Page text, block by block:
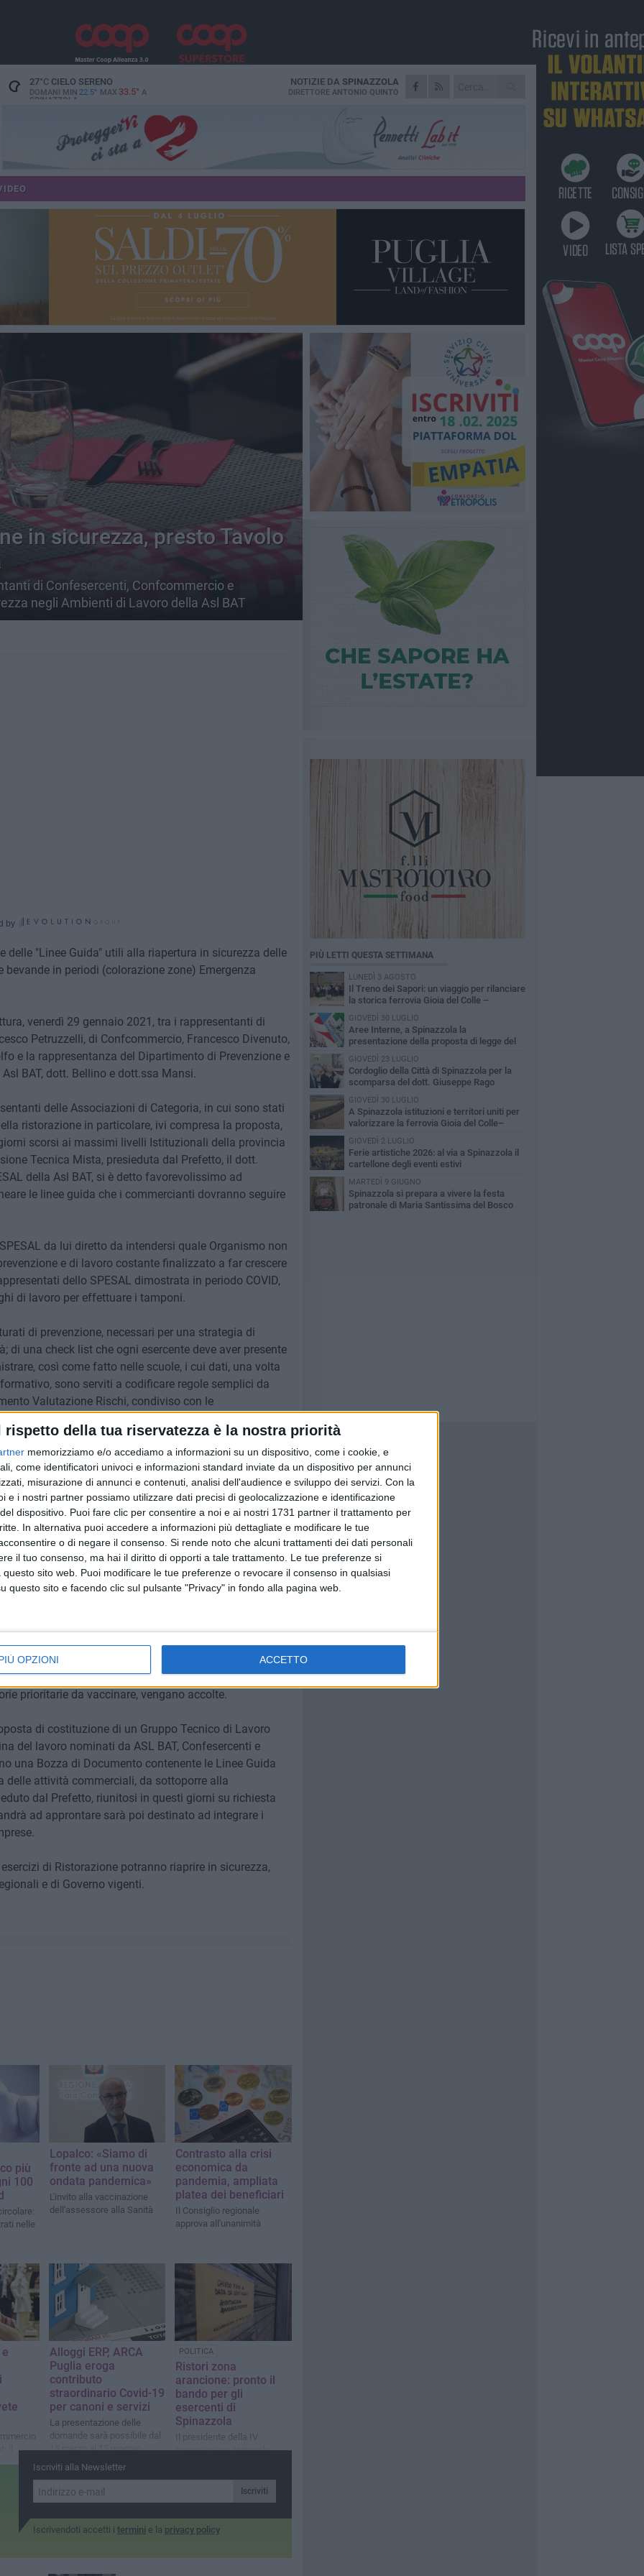
rispetto della tua riservatezza è la nostra priorità
memorizziamo e/o accediamo a informazioni su un dispositivo, come i cookie, e
come identificatori univoci e informazioni standard inviate da un dispositivo per annunci
misurazione di annunci e contenuti, analisi dell'audience e sviluppo dei servizi. Con la
e i nostri partner possiamo utilizzare dati precisi di geolocalizzazione e identificazione
dispositivo. Puoi fare clic per consentire a noi e ai nostri 1731 partner il trattamento per
In alternativa puoi accedere a informazioni più dettagliate e modificare le tue
o di negare il consenso. Si rende noto che alcuni trattamenti dei dati personali
il tuo consenso, ma hai il diritto di opporti a tale trattamento. Le tue preferenze si
sito web. Puoi modificare le tue preferenze o revocare il consenso in qualsiasi
questo sito e facendo clic sul pulsante "Privacy" in fondo alla pagina web.
OPZIONI ACCETTO
27°CCIELO SERENO
DOMANI MIN 22.5° MAX 33.5° A
SPINAZZOLA
NOTIZIE DA SPINAZZOLA
DIRETTORE ANTONIO QUINTO
in sicurezza, presto Tavolo
di Confesercenti, Confcommercio e
negli Ambienti di Lavoro della Asl BAT
by
delle "Linee Guida" utili alla riapertura in sicurezza delle
in periodi (colorazione zone) Emergenza
venerdì 29 gennaio 2021, tra i rappresentanti di
Petruzzelli, di Confcommercio, Francesco Divenuto,
e la rappresentanza del Dipartimento di Prevenzione e
BAT, dott. Bellino e dott.ssa Mansi.
delle Associazioni di Categoria, in cui sono stati
ristorazione in particolare, ivi compresa la proposta,
scorsi ai massimi livelli Istituzionali della provincia
Tecnica Mista, presieduta dal Prefetto, il dott.
della Asl BAT, si è detto favorevolissimo ad
le linee guida che i commercianti dovranno seguire
da lui diretto da intendersi quale Organismo non
e di lavoro costante finalizzato a far crescere
dello SPESAL dimostrata in periodo COVID,
di lavoro per effettuare i tamponi.
di prevenzione, necessari per una strategia di
di una check list che ogni esercente deve aver presente
così come fatto nelle scuole, i cui dati, una volta
sono serviti a codificare regole semplici da
Valutazione Rischi, condiviso con le
Associazioni, a detta del dott. Bellino, due sarebbero
forse meno percorribile, sarebbe di organizzare sul
numero di dipendenti elevato, l'effettuazione dei
dipendenti delle microimprese di cui si sta parlando,
più fattibile, ma più costosa, sarebbe quella
chiaramente il punto critico è che dovrebbero
anche quelle, attualmente poco e male utilizzate, come
degli ingressi; l'areazione dei locali ed i parametri
richiesta dalla Categoria, è purtroppo necessario
auspicando che le richieste delle Associazioni
prioritarie da vaccinare, vengano accolte.
di costituzione di un Gruppo Tecnico di Lavoro
del lavoro nominati da ASL BAT, Confesercenti e
una Bozza di Documento contenente le Linee Guida
delle attività commerciali, da sottoporre alla
dal Prefetto, riunitosi in questi giorni su richiesta
ad approntare sarà poi destinato ad integrare i
di Ristorazione potranno riaprire in sicurezza,
e di Governo vigenti.
più
100
nelle
Lopalco: «Siamo di
fronte ad una nuova
ondata pandemica»
L'invito alla vaccinazione
dell'assessore alla Sanità
Contrasto alla crisi
economica da
pandemia, ampliata
platea dei beneficiari
Il Consiglio regionale
approva all'unanimità
della
Alloggi ERP, ARCA
Puglia eroga
contributo
straordinario Covid-19
per canoni e servizi
La presentazione delle
domande sarà possibile dal
15 marzo al 15 maggio
POLITICA
Ristori zona
arancione: pronto il
bando per gli
esercenti di
Spinazzola
Il presidente della IV
commissione regionale
Iscriviti alla Newsletter
Iscriviti
Iscrivendoti accetti i termini e la privacy policy
PIÙ LETTI QUESTA SETTIMANA
LUNEDÌ 3 AGOSTO
Il Treno dei Sapori: un viaggio per rilanciare
la storica ferrovia Gioia del Colle –
Rocchetta Sant’Antonio
GIOVEDÌ 30 LUGLIO
Aree Interne, a Spinazzola la
presentazione della proposta di legge del
Partito Democratico
GIOVEDÌ 23 LUGLIO
Cordoglio della Città di Spinazzola per la
scomparsa del dott. Giuseppe Rago
GIOVEDÌ 30 LUGLIO
A Spinazzola istituzioni e territori uniti per
valorizzare la ferrovia Gioia del Colle–
Rocchetta Sant'Antonio
GIOVEDÌ 2 LUGLIO
Ferie artistiche 2026: al via a Spinazzola il
cartellone degli eventi estivi
MARTEDÌ 9 GIUGNO
Spinazzola si prepara a vivere la festa
patronale di Maria Santissima del Bosco